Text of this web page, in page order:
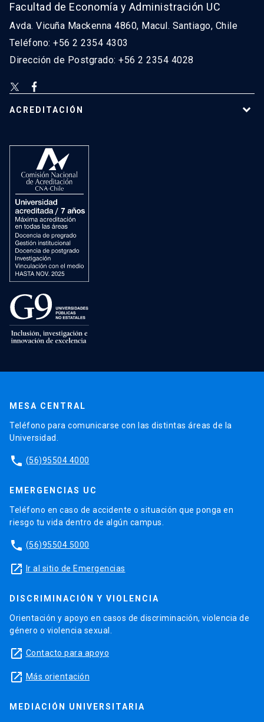
Facultad de Economía y Administración UC
Avda. Vicuña Mackenna 4860, Macul. Santiago, Chile
Teléfono: +56 2 2354 4303
Dirección de Postgrado: +56 2 2354 4028
ACREDITACIÓN
MESA CENTRAL
Teléfono para comunicarse con las distintas áreas de la
Universidad.
phone (56)95504 4000
EMERGENCIAS UC
Teléfono en caso de accidente o situación que ponga en
riesgo tu vida dentro de algún campus.
phone (56)95504 5000
launch Ir al sitio de Emergencias
DISCRIMINACIÓN Y VIOLENCIA
Orientación y apoyo en casos de discriminación, violencia de
género o violencia sexual.
launch Contacto para apoyo
launch Más orientación
MEDIACIÓN UNIVERSITARIA